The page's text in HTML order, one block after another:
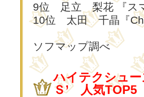
9位 足立 梨花 『ス
10位 太田 千晶『
ソフマップ調べ
ハイテクシュ
Ｓ’ 人気TOP5